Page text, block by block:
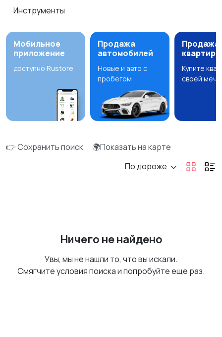
Инструменты
Мобильное
приложение
доступно Rustore
Продажа
автомобилей
Новые и авто с
пробегом
Продажа
квартир
Купите
своей
👉 Сохранить поиск
🌍Показать на карте
По дороже
Ничего не найдено
Увы, мы не нашли то, что вы искали.
Смягчите условия поиска и попробуйте еще раз.